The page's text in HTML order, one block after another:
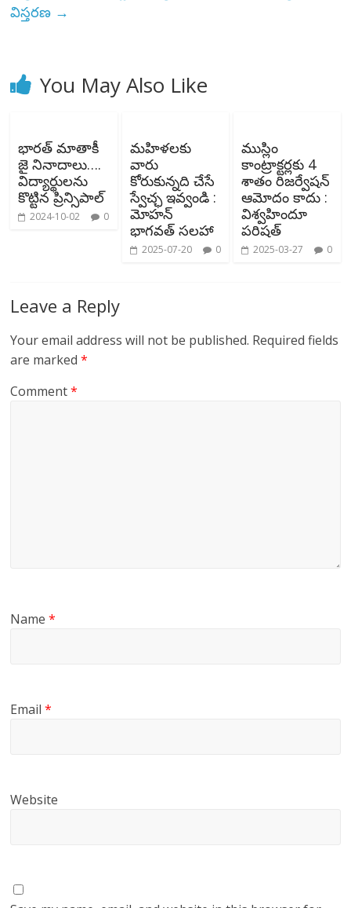
విస్తరణ →
You May Also Like
భారత్ మాతాకీ
జై నినాదాలు….
విద్యార్థులను
కొట్టిన ప్రిన్సిపాల్
2024-10-02 0
మహిళలకు
వారు
కోరుకున్నది చేసే
స్వేచ్ఛ ఇవ్వండి :
మోహన్
భాగవత్ సలహా
2025-07-20 0
ముస్లిం
కాంట్రాక్టర్లకు 4
శాతం రిజర్వేషన్
ఆమోదం కాదు :
విశ్వహిందూ
పరిషత్
2025-03-27 0
Leave a Reply
Your email address will not be published. Required fields
are marked*
Comment*
Name*
Email*
Website